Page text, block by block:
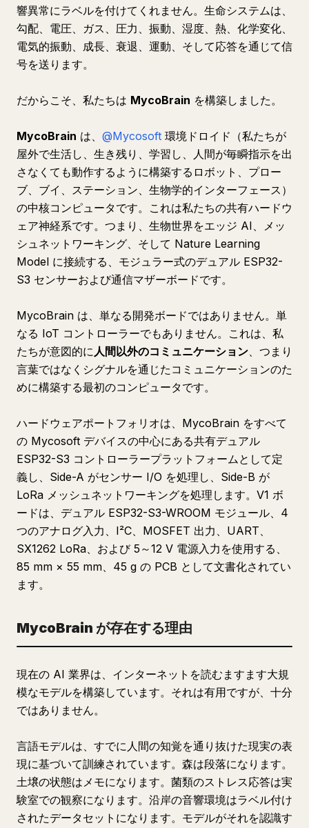
響異常にラベルを付けてくれません。生命システムは、
勾配、電圧、ガス、圧力、振動、湿度、熱、化学変化、
電気的振動、成長、衰退、運動、そして応答を通じて信
号を送ります。
だからこそ、私たちは MycoBrain を構築しました。
MycoBrain は、 @Mycosoft 環境ドロイド（私たちが
屋外で生活し、生き残り、学習し、人間が毎瞬指示を出
さなくても動作するように構築するロボット、プロー
ブ、ブイ、ステーション、生物学的インターフェース）
の中核コンピュータです。これは私たちの共有ハードウ
ェア神経系です。つまり、生物世界をエッジ AI、メッ
シュネットワーキング、そして Nature Learning
Model に接続する、モジュラー式のデュアル ESP32-
S3 センサーおよび通信マザーボードです。
MycoBrain は、単なる開発ボードではありません。単
なる IoT コントローラーでもありません。これは、私
たちが意図的に人間以外のコミュニケーション、つまり
言葉ではなくシグナルを通じたコミュニケーションのた
めに構築する最初のコンピュータです。
ハードウェアポートフォリオは、MycoBrain をすべて
の Mycosoft デバイスの中心にある共有デュアル
ESP32-S3 コントローラープラットフォームとして定
義し、Side-A がセンサー I/O を処理し、Side-B が
LoRa メッシュネットワーキングを処理します。V1 ボ
ードは、デュアル ESP32-S3-WROOM モジュール、4
つのアナログ入力、I²C、MOSFET 出力、UART、
SX1262 LoRa、および 5～12 V 電源入力を使用する、
85 mm × 55 mm、45 g の PCB として文書化されてい
ます。
MycoBrain が存在する理由
現在の AI 業界は、インターネットを読むますます大規
模なモデルを構築しています。それは有用ですが、十分
ではありません。
言語モデルは、すでに人間の知覚を通り抜けた現実の表
現に基づいて訓練されています。森は段落になります。
土壌の状態はメモになります。菌類のストレス応答は実
験室での観察になります。沿岸の音響環境はラベル付け
されたデータセットになります。モデルがそれを認識す